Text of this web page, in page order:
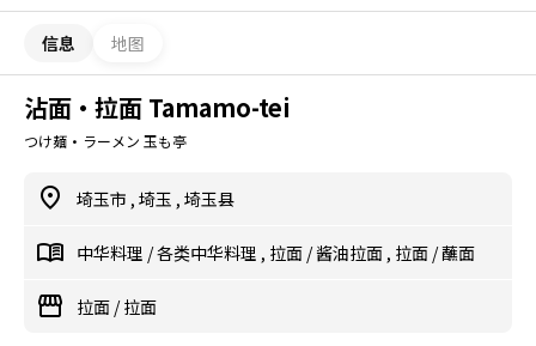
信息 地图
沾面・拉面 Tamamo-tei
つけ麺・ラーメン 玉も亭
埼玉市 , 埼玉 , 埼玉县
中华料理 /各类中华料理 , 拉面 /酱油拉面 , 拉面 /蘸面
拉面 /拉面